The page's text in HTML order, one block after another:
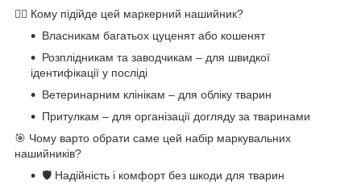
🐕‍🦺 Кому підійде цей маркерний нашийник?
Власникам багатьох цуценят або кошенят
Розплідникам та заводчикам – для швидкої
ідентифікації у посліді
Ветеринарним клінікам – для обліку тварин
Притулкам – для організації догляду за тваринами
🎯 Чому варто обрати саме цей набір маркувальних
нашийників?
🛡️ Надійність і комфорт без шкоди для тварин